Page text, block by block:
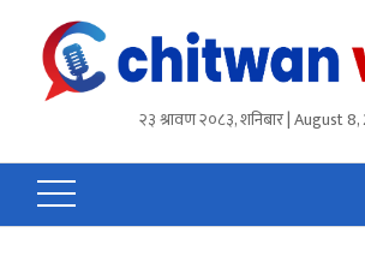
२३ श्रावण २०८३, शनिबार | August